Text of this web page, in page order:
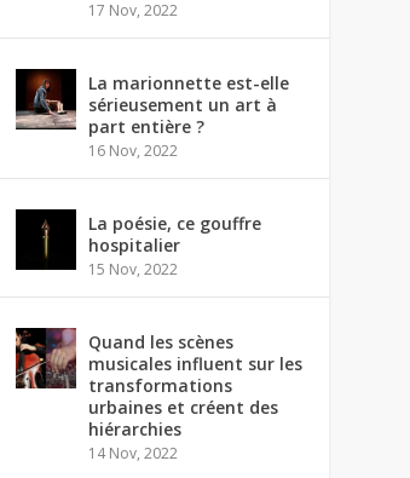
17 Nov, 2022
La marionnette est-elle
sérieusement un art à
part entière ?
16 Nov, 2022
La poésie, ce gouffre
hospitalier
15 Nov, 2022
Quand les scènes
musicales influent sur les
transformations
urbaines et créent des
hiérarchies
14 Nov, 2022